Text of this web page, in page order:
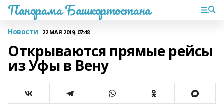
Панорама Башкортостана
Новости 22 МАЯ 2019, 07:48
Открываются прямые рейсы
из Уфы в Вену